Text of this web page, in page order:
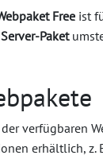
Free ist
Server-Paket
verfügbaren
erhältlich, z.